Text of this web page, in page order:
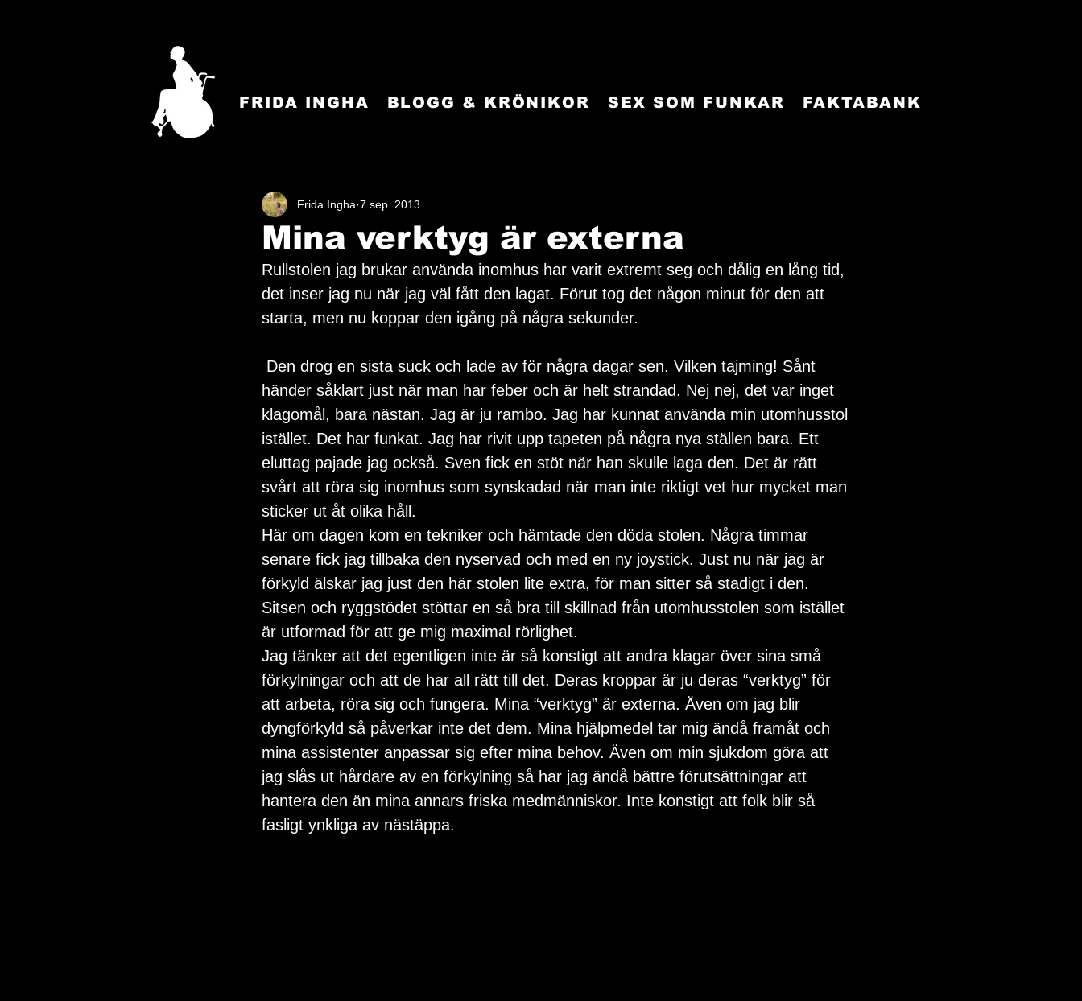
FRIDA INGHA BLOGG & KRÖNIKOR SEX SOM FUNKAR FAKTABANK
Mina verktyg är externa
Frida Ingha 7 sep. 2013
Rullstolen jag brukar använda inomhus har varit extremt seg och dålig en lång tid,
det inser jag nu när jag väl fått den lagat. Förut tog det någon minut för den att
starta, men nu koppar den igång på några sekunder.
händer såklart just när man har feber och är helt strandad. Nej nej, det var inget
klagomål, bara nästan. Jag är ju rambo. Jag har kunnat använda min utomhusstol
istället. Det har funkat. Jag har rivit upp tapeten på några nya ställen bara. Ett
eluttag pajade jag också. Sven fick en stöt när han skulle laga den. Det är rätt
svårt att röra sig inomhus som synskadad när man inte riktigt vet hur mycket man
sticker ut åt olika håll.
Här om dagen kom en tekniker och hämtade den döda stolen. Några timmar
senare fick jag tillbaka den nyservad och med en ny joystick. Just nu när jag är
förkyld älskar jag just den här stolen lite extra, för man sitter så stadigt i den.
Sitsen och ryggstödet stöttar en så bra till skillnad från utomhusstolen som istället
är utformad för att ge mig maximal rörlighet.
Jag tänker att det egentligen inte är så konstigt att andra klagar över sina små
förkylningar och att de har all rätt till det. Deras kroppar är ju deras “verktyg” för
att arbeta, röra sig och fungera. Mina “verktyg” är externa. Även om jag blir
dyngförkyld så påverkar inte det dem. Mina hjälpmedel tar mig ändå framåt och
mina assistenter anpassar sig efter mina behov. Även om min sjukdom göra att
jag slås ut hårdare av en förkylning så har jag ändå bättre förutsättningar att
hantera den än mina annars friska medmänniskor. Inte konstigt att folk blir så
fasligt ynkliga av nästäppa.